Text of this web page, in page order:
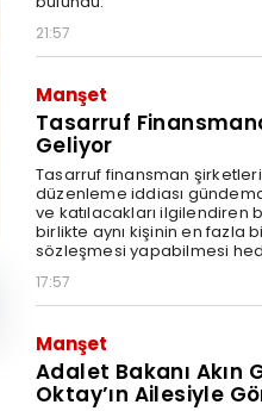
21:57
Manşet
Tasarruf
Geliyor
Tasarruf finansman
düzenleme iddiası
ve katılacakları ilgilendiren
birlikte aynı kişinin en fazla
sözleşmesi yapabilmesi
17:57
Manşet
Adalet Bakanı Akın
Oktay’ın Ailesiyle